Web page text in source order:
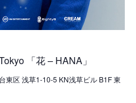
「花 – HANA」
台東区 浅草1-10-5 KN浅草ビル B1F 東